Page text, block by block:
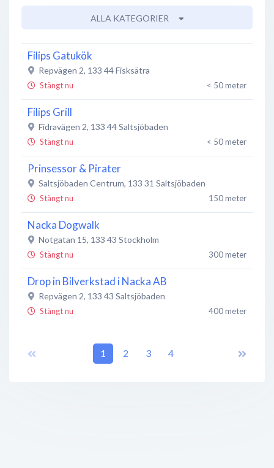
ALLA KATEGORIER
Filips Gatukök
Repvägen 2, 133 44Fisksätra
Stängt nu < 50 meter
Filips Grill
Fidravägen 2, 133 44Saltsjöbaden
Stängt nu < 50 meter
Prinsessor & Pirater
Saltsjöbaden Centrum, 133 31 Saltsjöbaden
Stängt nu 150 meter
Nacka Dogwalk
Notgatan 15, 133 43 Stockholm
Stängt nu 300 meter
Drop in Bilverkstad i Nacka AB
Repvägen 2, 133 43 Saltsjöbaden
Stängt nu 400 meter
,133 42 Stockholm
1 2 3 4